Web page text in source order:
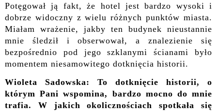
Potęgował ją fakt, że hotel jest bardzo wysoki i
dobrze widoczny z wielu różnych punktów miasta.
Miałam wrażenie, jakby ten budynek nieustannie
mnie śledził i obserwował, a znalezienie się
bezpośrednio pod jego szklanymi ścianami było
momentem niesamowitego dotknięcia historii.
Wioleta Sadowska: To dotknięcie historii, o
którym Pani wspomina, bardzo mocno do mnie
trafia. W jakich okolicznościach spotkała się